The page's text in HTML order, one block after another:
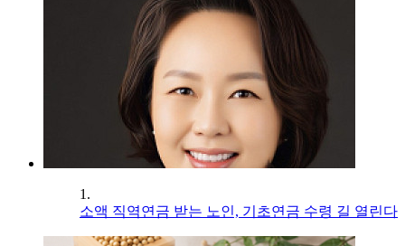
1.
소액 직역연금 받는 노인, 기초연금 수령 길 열린다